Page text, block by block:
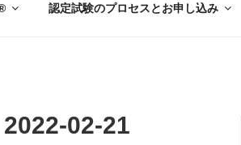
認定試験のプロセスとお申し込み
02-21